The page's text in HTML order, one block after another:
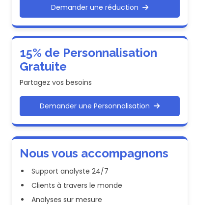
Demander une réduction
15% de Personnalisation
Gratuite
Partagez vos besoins
Demander une Personnalisation
Nous vous accompagnons
Support analyste 24/7
Clients à travers le monde
Analyses sur mesure